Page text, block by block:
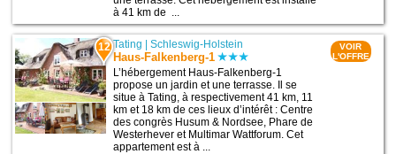
à 41 km de ...
12 Tating |Schleswig-Holstein
Haus-Falkenberg-1
L’hébergement Haus-Falkenberg-1
propose un jardin et une terrasse. Il se
situe à Tating, à respectivement 41 km, 11
km et 18 km de ces lieux d’intérêt : Centre
des congrès Husum & Nordsee, Phare de
Westerhever et Multimar Wattforum. Cet
appartement est à ...
VOIR
L'OFFRE